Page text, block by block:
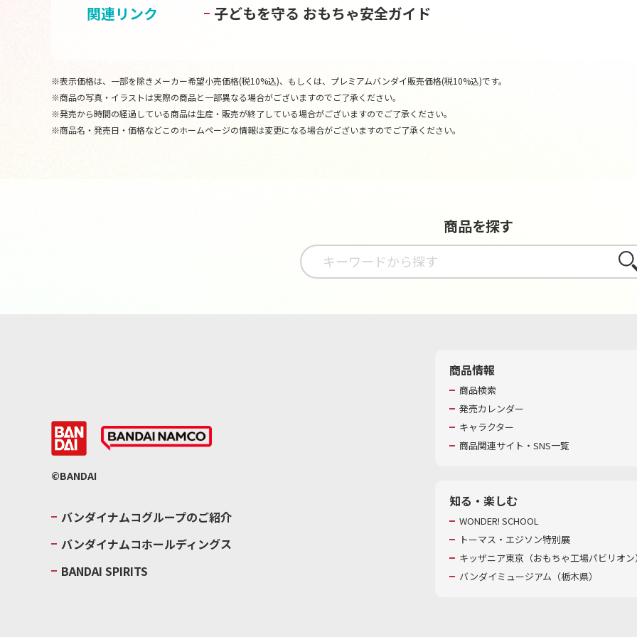
関連リンク 子どもを守る おもちゃ安全ガイド
※表示価格は、一部を除きメーカー希望小売価格(税10%込)、もしくは、プレミアムバンダイ販売価格(税10%込)です。
※商品の写真・イラストは実際の商品と一部異なる場合がございますのでご了承ください。
※発売から時間の経過している商品は生産・販売が終了している場合がございますのでご了承ください。
※商品名・発売日・価格などこのホームページの情報は変更になる場合がございますのでご了承ください。
商品を探す
さが
©BANDAI
バンダイナムコグループのご紹介
バンダイナムコホールディングス
BANDAI SPIRITS
商品情報
商品検索
発売カレンダー
キャラクター
商品関連サイト・SNS一覧
知る・楽しむ
WONDER! SCHOOL
トーマス・エジソン特別展
キッザニア東京（おもちゃ工場パビリオ
バンダイミュージアム（栃木県）